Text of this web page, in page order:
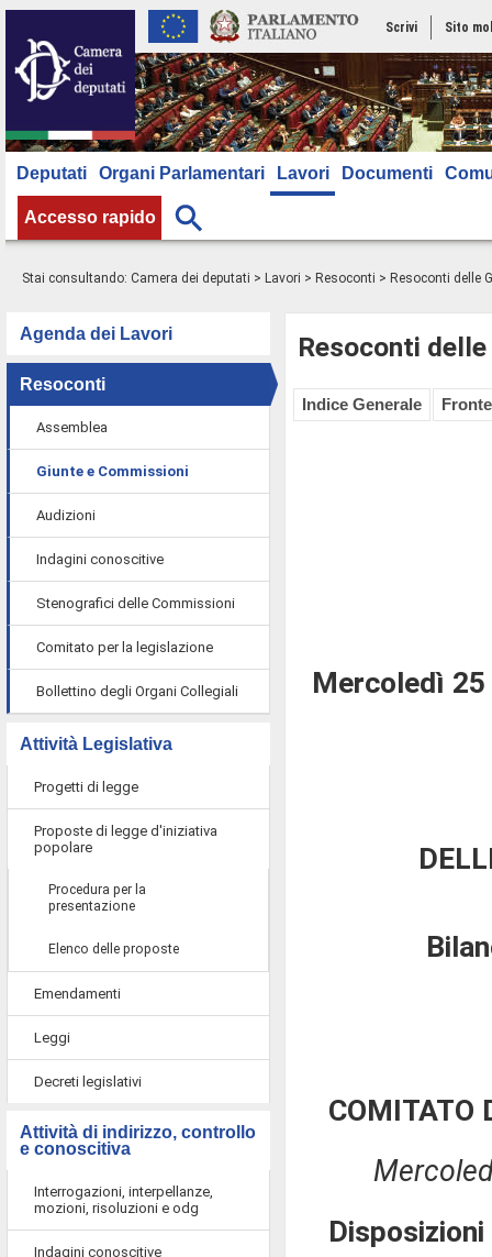
Scrivi Sito
Deputati Organi Parlamentari Lavori Documenti
Accesso rapido
Stai consultando: Camera dei deputati > Lavori > Resoconti > Resoconti delle
Agenda dei Lavori
Resoconti
Assemblea
Giunte e Commissioni
Audizioni
Indagini conoscitive
Stenografici delle Commissioni
Comitato per la legislazione
Bollettino degli Organi Collegiali
Attività Legislativa
Progetti di legge
Proposte di legge d'iniziativa
popolare
Procedura per la
presentazione
Elenco delle proposte
Emendamenti
Leggi
Decreti legislativi
Attività di indirizzo, controllo
e conoscitiva
Interrogazioni, interpellanze,
mozioni, risoluzioni e odg
Indagini conoscitive
Resoconti
Indice Generale
Mercoledì
COMITATO